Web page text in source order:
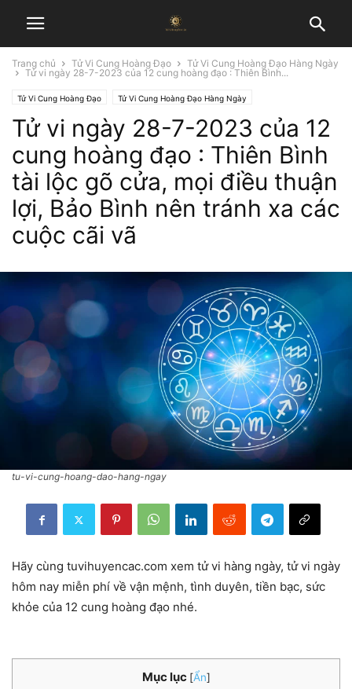
Trang chủ Tử Vi Cung Hoàng Đạo
Tử Vi Cung Hoàng Đạo Hàng Ngày
Tử vi ngày 28-7-2023 của 12 cung hoàng đạo : Thiên Bình...
Tử Vi Cung Hoàng Đạo Tử Vi Cung Hoàng Đạo Hàng Ngày
Tử vi ngày 28-7-2023 của 12
cung hoàng đạo : Thiên Bình
tài lộc gõ cửa, mọi điều thuận
lợi, Bảo Bình nên tránh xa các
cuộc cãi vã
tu-vi-cung-hoang-dao-hang-ngay
Hãy cùng tuvihuyencac.com xem tử vi hàng ngày, tử vi ngày
hôm nay miễn phí về vận mệnh, tình duyên, tiền bạc, sức
khỏe của 12 cung hoàng đạo nhé.
Mục lục [Ẩn]